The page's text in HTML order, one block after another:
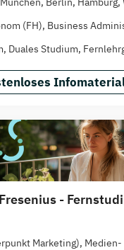
(FH), Business
Duales Studium,
-
Marketing), Medien-